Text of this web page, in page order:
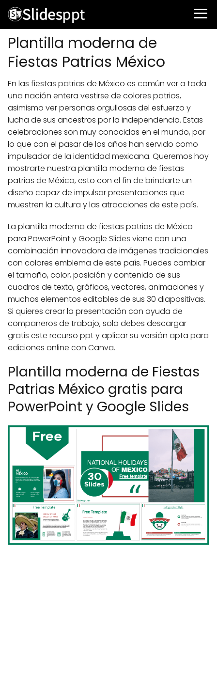
Plantilla moderna de
Fiestas Patrias México
En las fiestas patrias de México es común ver a toda
una nación entera vestirse de colores patrios,
asimismo ver personas orgullosas del esfuerzo y
lucha de sus ancestros por la independencia. Estas
celebraciones son muy conocidas en el mundo, por
lo que con el pasar de los años han servido como
impulsador de la identidad mexicana. Queremos hoy
mostrarte nuestra plantilla moderna de fiestas
patrias de México, esto con el fin de brindarte un
diseño capaz de impulsar presentaciones que
muestren la cultura y las atracciones de este país.
La plantilla moderna de fiestas patrias de México
para PowerPoint y Google Slides viene con una
combinación innovadora de imágenes tradicionales
con colores emblema de este país. Puedes cambiar
el tamaño, color, posición y contenido de sus
cuadros de texto, gráficos, vectores, animaciones y
muchos elementos editables de sus 30 diapositivas.
Si quieres crear la presentación con ayuda de
compañeros de trabajo, solo debes descargar
gratis este recurso ppt y aplicar su versión apta para
ediciones online con Canva.
Plantilla moderna de Fiestas
Patrias México gratis para
PowerPoint y Google Slides